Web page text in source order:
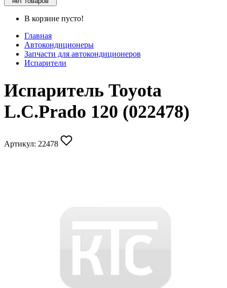
В корзине пусто!
Главная
Автокондиционеры
Запчасти для автокондиционеров
Испарители
Испаритель Toyota
L.C.Prado 120 (022478)
Артикул: 22478